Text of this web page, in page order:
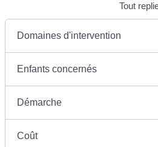
Tout
Domaines d'intervention
Enfants concernés
Démarche
Coût